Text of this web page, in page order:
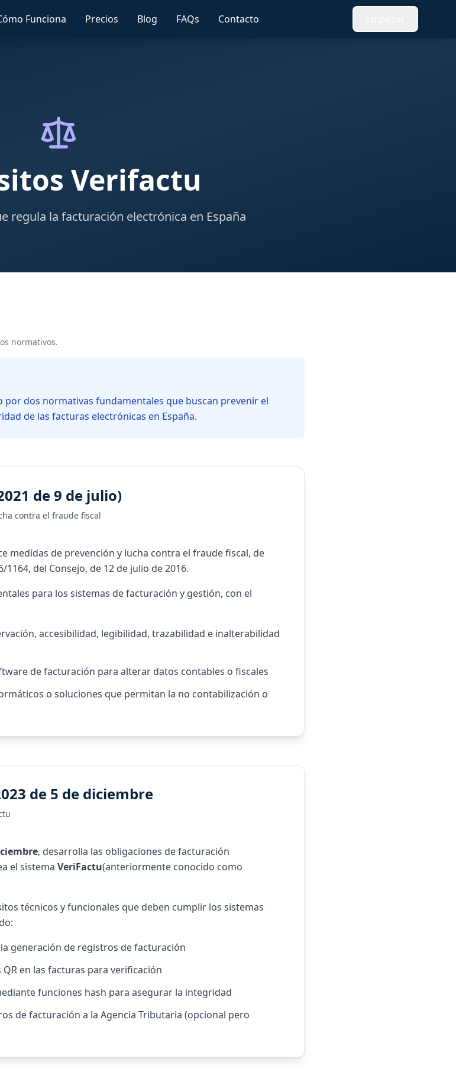
Funciona Precios Blog FAQs Contacto
Verifactu
regula la facturación electrónica en España
normativos.
por dos normativas fundamentales que buscan prevenir el
de las facturas electrónicas en España.
de 9 de julio)
contra el fraude fiscal
medidas de prevención y lucha contra el fraude fiscal, de
del Consejo, de 12 de julio de 2016.
para los sistemas de facturación y gestión, con el
accesibilidad, legibilidad, trazabilidad e inalterabilidad
de facturación para alterar datos contables o fiscales
o soluciones que permitan la no contabilización o
de 5 de diciembre
, desarrolla las obligaciones de facturación
el sistema VeriFactu(anteriormente conocido como
técnicos y funcionales que deben cumplir los sistemas
generación de registros de facturación
en las facturas para verificación
funciones hash para asegurar la integridad
de facturación a la Agencia Tributaria (opcional pero